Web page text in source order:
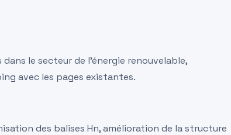
le secteur de l’énergie renouvelable,
avec les pages existantes.
des balises Hn, amélioration de la structure